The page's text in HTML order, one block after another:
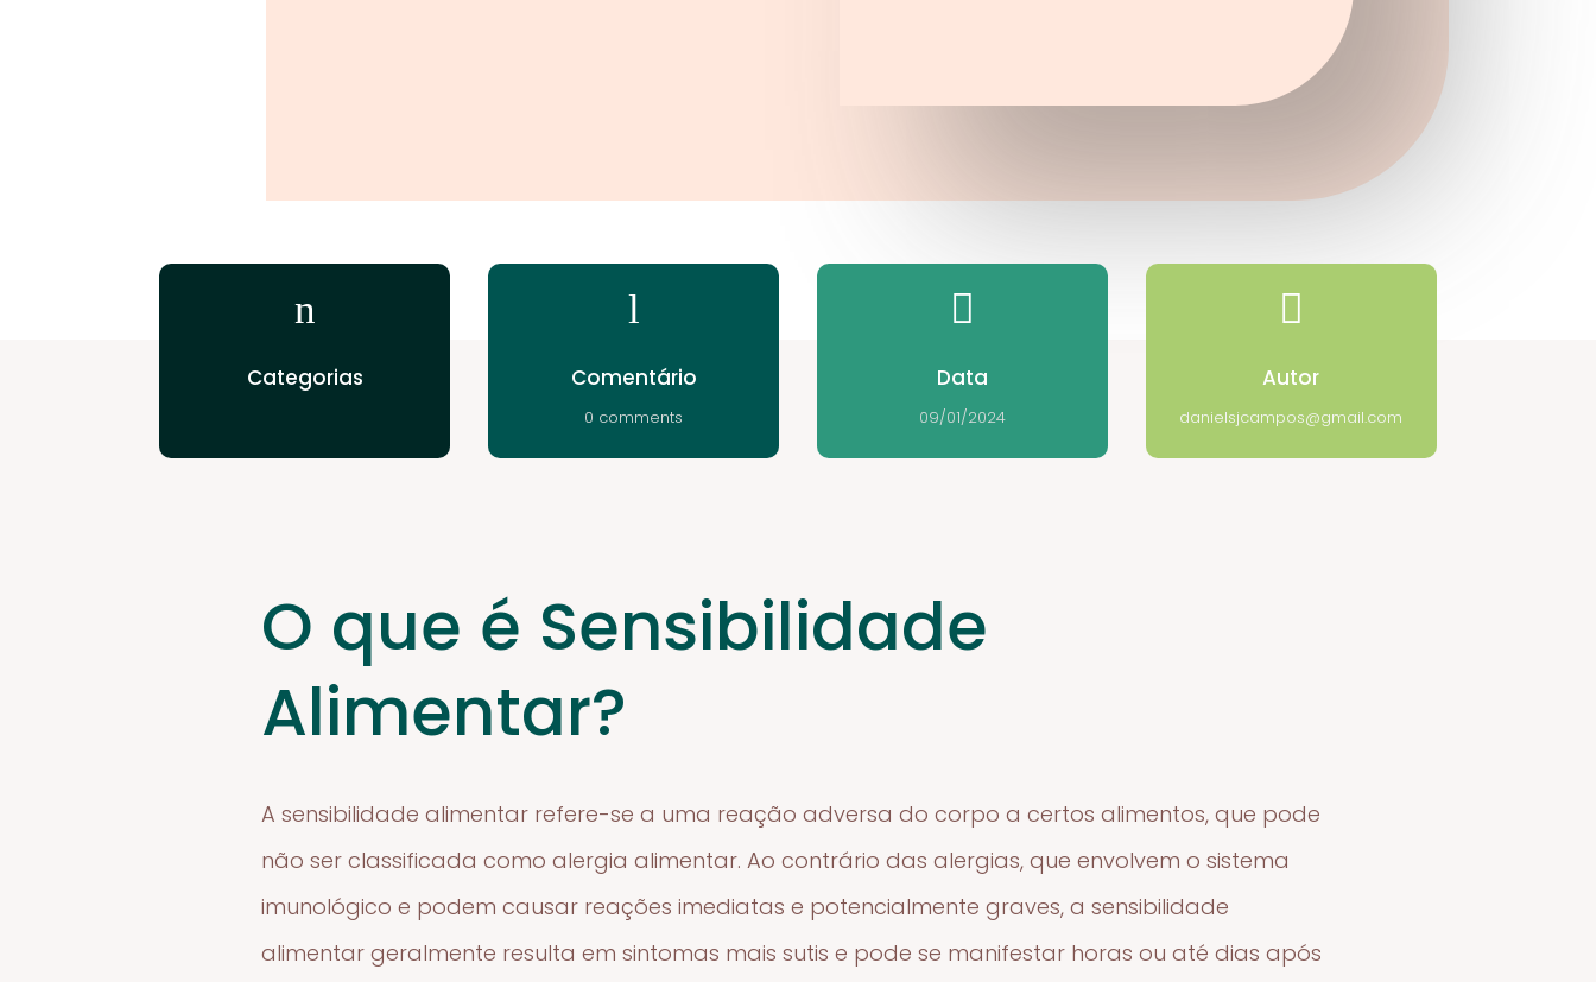
n
Categorias
l
Comentário
0 comments

Data
09/01/2024

Autor
danielsjcampos@gmail.com
O que é Sensibilidade
Alimentar?
A sensibilidade alimentar refere-se a uma reação adversa do corpo a certos alimentos, que pode
não ser classificada como alergia alimentar. Ao contrário das alergias, que envolvem o sistema
imunológico e podem causar reações imediatas e potencialmente graves, a sensibilidade
alimentar geralmente resulta em sintomas mais sutis e pode se manifestar horas ou até dias após